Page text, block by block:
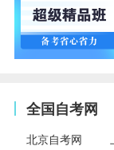
全国自考网
北京自考网